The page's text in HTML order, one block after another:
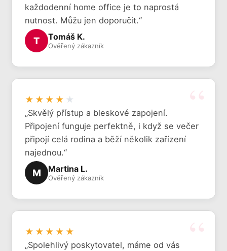
každodenní home office je to naprostá
nutnost. Můžu jen doporučit.“
T Tomáš K.
Ověřený zákazník
★★★★ ★
„Skvělý přístup a bleskové zapojení.
Připojení funguje perfektně, i když se večer
připojí celá rodina a běží několik zařízení
najednou.“
M Martina L.
Ověřený zákazník
★★★★★
„Spolehlivý poskytovatel, máme od vás